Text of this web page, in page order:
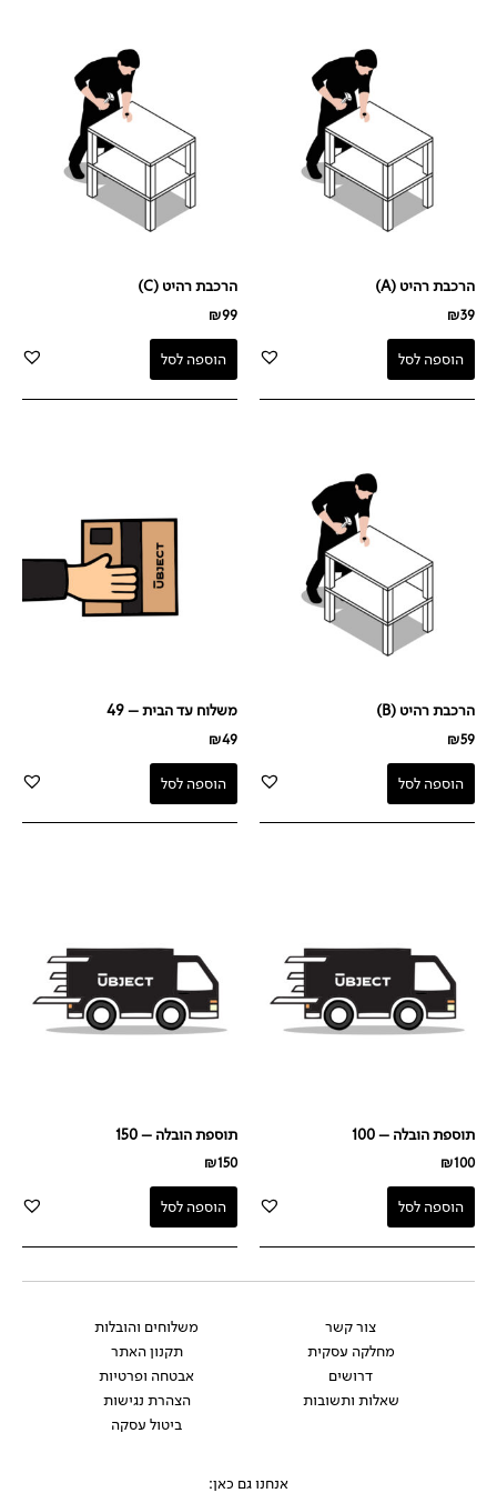
הרכבת רהיט (A)
₪39
הוספה לסל
הרכבת רהיט (C)
₪99
הוספה לסל
הרכבת רהיט (B)
₪59
הוספה לסל
משלוח עד הבית – 49
₪49
הוספה לסל
תוספת הובלה – 100
₪100
הוספה לסל
תוספת הובלה – 150
₪150
הוספה לסל
צור קשר
מחלקה עסקית
דרושים
שאלות ותשובות
משלוחים והובלות
תקנון האתר
אבטחה ופרטיות
הצהרת נגישות
ביטול עסקה
אנחנו גם כאן: